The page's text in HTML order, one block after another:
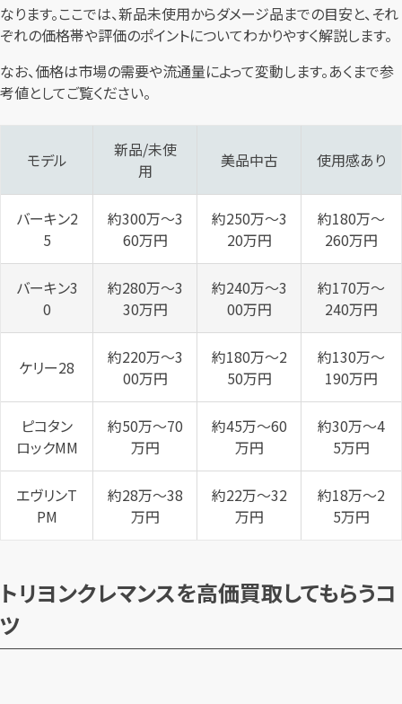
なります。ここでは、新品未使用からダメージ品までの目安と、それ
ぞれの価格帯や評価のポイントについてわかりやすく解説します。
なお、価格は市場の需要や流通量によって変動します。あくまで参
考値としてご覧ください。
モデル
新品/未使
用
美品中古 使用感あり
バーキン2
5
約300万〜3
60万円
約250万〜3
20万円
約180万〜
260万円
バーキン3
0
約280万〜3
30万円
約240万〜3
00万円
約170万〜
240万円
ケリー28
約220万〜3
00万円
約180万〜2
50万円
約130万〜
190万円
ピコタン
ロックMM
約50万〜70
万円
約45万〜60
万円
約30万〜4
5万円
エヴリンT
PM
約28万〜38
万円
約22万〜32
万円
約18万〜2
5万円
トリヨンクレマンスを高価買取してもらうコ
ツ